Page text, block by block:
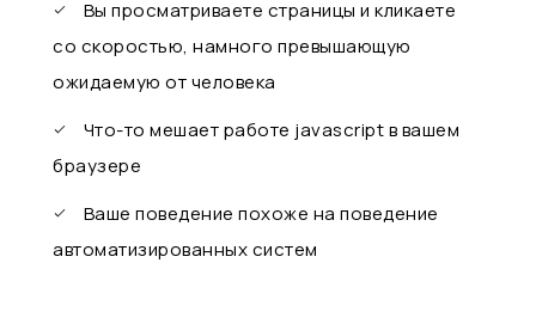
Вы просматриваете страницы и кликаете
со скоростью, намного превышающую
ожидаемую от человека
Что-то мешает работе javascript в вашем
браузере
Ваше поведение похоже на поведение
автоматизированных систем